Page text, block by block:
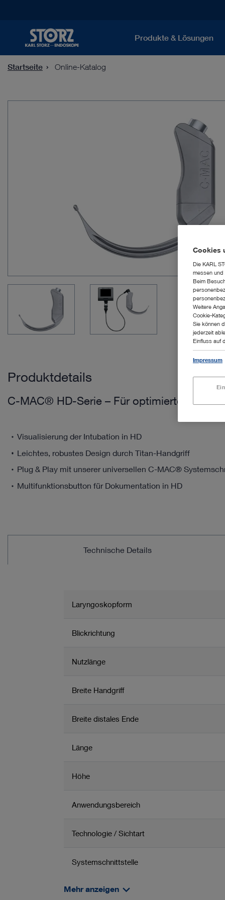
Produkte & Lösungen
Startseite Online-Katalog
Produktdetails
C-MAC® HD-Serie – Für optimierte
Visualisierung der Intubation in HD
Leichtes, robustes Design durch Titan-Handgriff
Plug & Play mit unserer universellen C-MAC®
Multifunktionsbutton für Dokumentation in HD
Technische Details
Laryngoskopform
Blickrichtung
Nutzlänge
Breite Handgriff
Breite distales Ende
Länge
Höhe
Anwendungsbereich
Technologie / Sichtart
Systemschnittstelle
Empfohlene min. Größe Katheterführung
Mehr anzeigen
Cookies
Die KARL
messen und
Beim
Weitere
Cookie-
Sie können
jederzeit
Einfluss auf
Impressum